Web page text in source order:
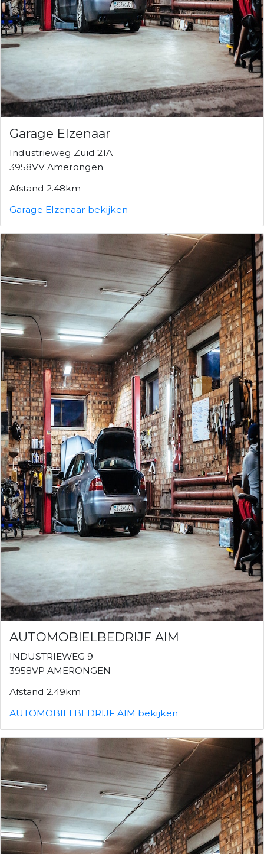
Garage Elzenaar
Industrieweg Zuid 21A
3958VV Amerongen
Afstand 2.48km
Garage Elzenaar bekijken
AUTOMOBIELBEDRIJF AIM
INDUSTRIEWEG 9
3958VP AMERONGEN
Afstand 2.49km
AUTOMOBIELBEDRIJF AIM bekijken